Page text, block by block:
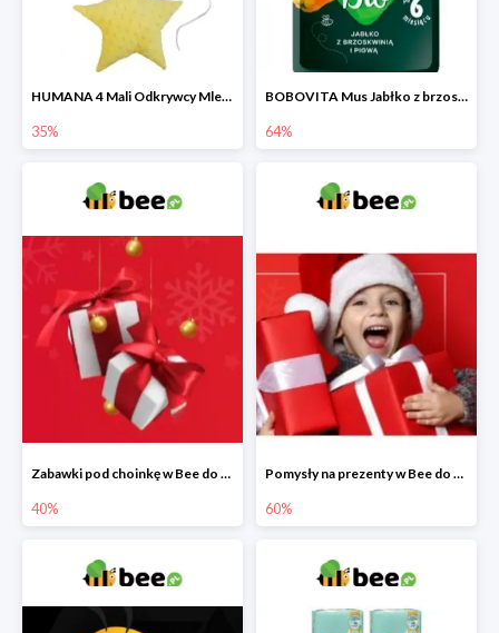
HUMANA 4 Mali Odkrywcy Mleko modyfikowane po 24 m-cu + poduszka Gratis
35%
BOBOVITA Mus Jabłko z brzoskwinią i pigwą
64%
Zabawki pod choinkę w Bee do -40%
40%
Pomysły na prezenty w Bee do -60%
60%